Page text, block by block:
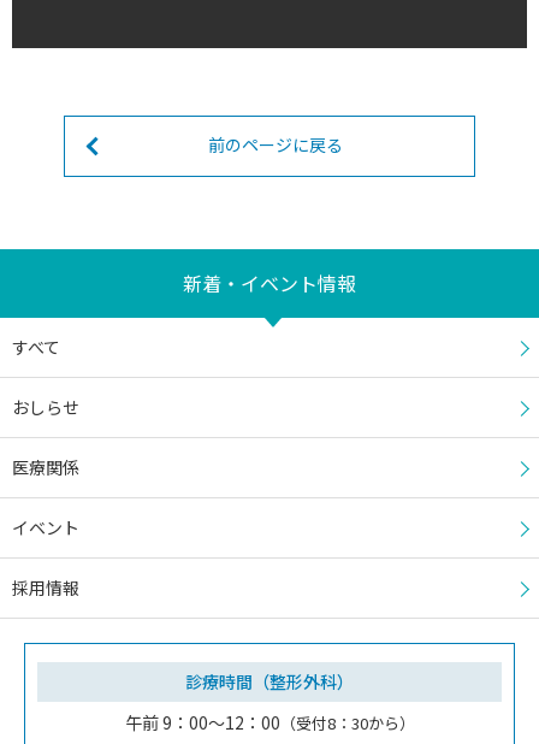
前のページに戻る
新着・イベント情報
すべて
おしらせ
医療関係
イベント
採用情報
診療時間（整形外科）
午前 9：00～12：00 （受付8：30から）